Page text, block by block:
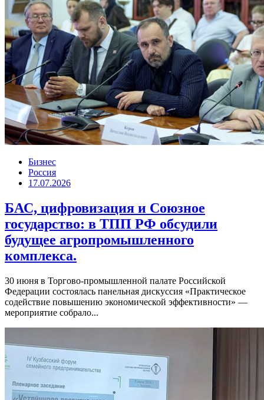
Бизнес
Россия
17.07.2026
БАС, цифровизация и Союзное
государство: в ТПП РФ обсудили
будущее агропромышленного
комплекса.
30 июня в Торгово-промышленной палате Российской
Федерации состоялась панельная дискуссия «Практическое
содействие повышению экономической эффективности» —
мероприятие собрало...